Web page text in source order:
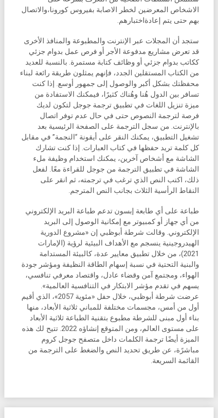
الاشخاص المعرضين لخطر الاصابة بفيروس كورونا،والاتصال
بهم حتى يتم إعادةاختبارهم.
ستجد أن المجلات عبر الإنترنت والمطبوعة والمنافذ الأخرى
قد تعرض مشاريع مدفوعة الأجر أو فرص عمل بدوام جزئي
ككاتب بدوام جزئي أو وظائف كتابة مستمرة. بالنسبة للعديد
من الكتاب المستقلين الجدد، فإنهم يمثلون طريقة رائعة لبناء
محفظتك بشكل أكبر والوصول إلى جمهور أوسع. إذا كنت
تسافر بين الدول هُنا وهُناك كثيرًا، فيمكنك الاستفادة من
ميزة تنزيل اللغات في تطبيق ترجمة جوجل لتكون لديك
فرصة لترجمة النصوص حتى في حال عدم توفر اتصال
بالإنترنت. من سجل الترجمة على الصفحة الرئيسية بعد
تشغيل التطبيق، يمكنك النقر على أيقونة “النجمة” في مقابل
كل كلمة تريد حفظها في كتاب العبارات. إذا كنت تشارك
الشاشة مع أشخاص آخرين، يمكنك استخدام وظيفة ملء
الشاشة في تطبيق الترجمة من جوجل للقراءة معًا. لفعل
ذلك، اكتب النص الذي ترغب في ترجمته، ثم انقر على
النقاط الرأسية الثلاث بجانب النص المترجم.
طباعة على أي طابعة إبسون تدعم طباعة البريد الإلكتروني
من أي جهاز أو كمبيوتر مع إمكانية الوصول إلى البريد
الإلكتروني. وقالت شرطة أبوظبي إن «مشروع الدورية
الهيدروجينية ينسجم مع الأهداف البيئية لرؤية (الإمارات
2021)، من خلال تطبيق معايير عدة، كالبيئة المستدامة
والبنية التحتية في نسبة إسهام الطاقة النظيفة ومؤشر جودة
الهواء، ومجتمع آمن وقضاء عادل، واقتصاد معرفي تنافسي،
يسهم في تقدم مؤشر الابتكار في التنافسية العالمية».
عرضت شرطة أبوظبي، خلال حفل «مئوية 2057»، الذي أقيم
أول من أمس، مجسمات مختلفة للمباني ثلاثية الأبعاد، منها
بناء أول مبنى للشرطة مطبوع بتقنية الطباعة ثلاثية الأبعاد
على مستوى العالم، ومن المتوقع إنشاؤه 2022. تتيح لك هذه
الميزة أيضًا ترجمة الكلمات داخل متصفح جوجل كروم
مباشرًة، عن طريق تحديد النص والضغط على الترجمة من
القائمة السريعة.